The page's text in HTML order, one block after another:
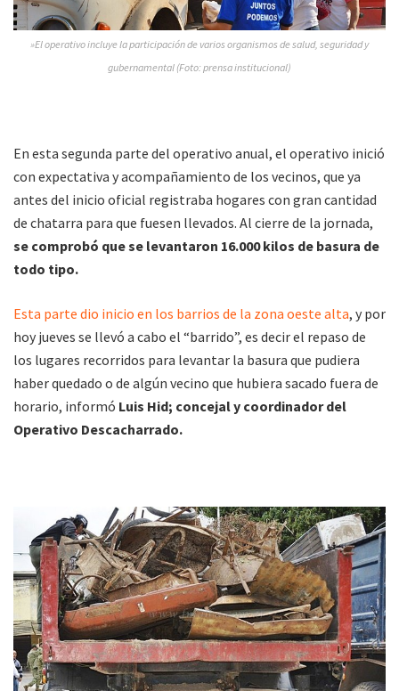
»El operativo incluye la participación de varios organismos de salud, seguridad y
gubernamental (Foto: prensa institucional)
En esta segunda parte del operativo anual, el operativo inició
con expectativa y acompañamiento de los vecinos, que ya
antes del inicio oficial registraba hogares con gran cantidad
de chatarra para que fuesen llevados. Al cierre de la jornada,
se comprobó que se levantaron 16.000 kilos de basura de
todo tipo.
Esta parte dio inicio en los barrios de la zona oeste alta, y por
hoy jueves se llevó a cabo el “barrido”, es decir el repaso de
los lugares recorridos para levantar la basura que pudiera
haber quedado o de algún vecino que hubiera sacado fuera de
horario, informó Luis Hid; concejal y coordinador del
Operativo Descacharrado.